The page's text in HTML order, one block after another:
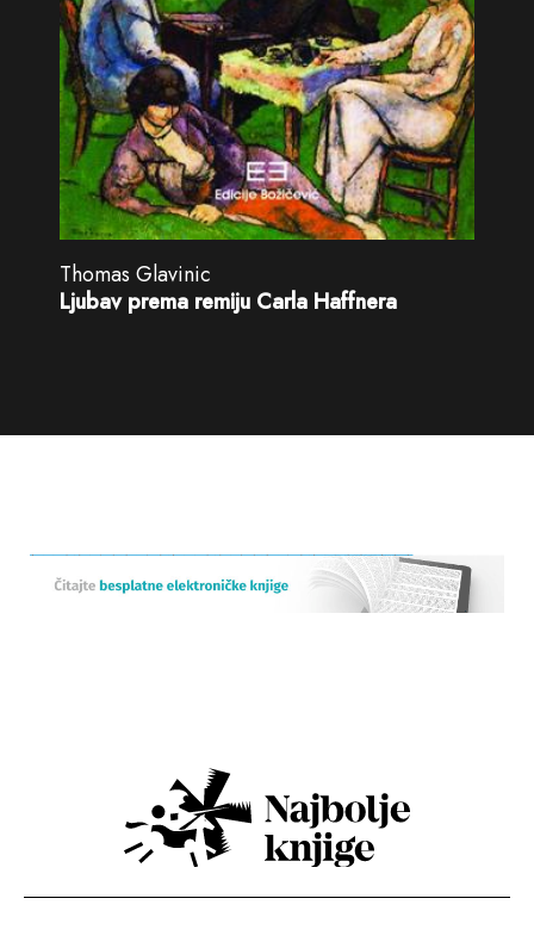
Thomas Glavinic
Ljubav prema remiju Carla Haffnera